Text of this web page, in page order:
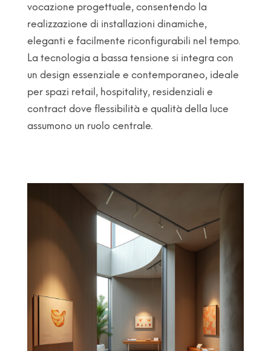
vocazione progettuale, consentendo la
realizzazione di installazioni dinamiche,
eleganti e facilmente riconfigurabili nel tempo.
La tecnologia a bassa tensione si integra con
un design essenziale e contemporaneo, ideale
per spazi retail, hospitality, residenziali e
contract dove flessibilità e qualità della luce
assumono un ruolo centrale.